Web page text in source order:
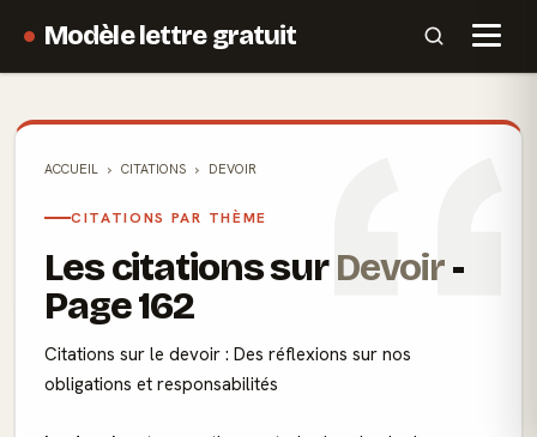
Modèle lettre gratuit
ACCUEIL CITATIONS DEVOIR
CITATIONS PAR THÈME
Les citations surDevoir-
Page 162
Citations sur le devoir : Des réflexions sur nos
obligations et responsabilités